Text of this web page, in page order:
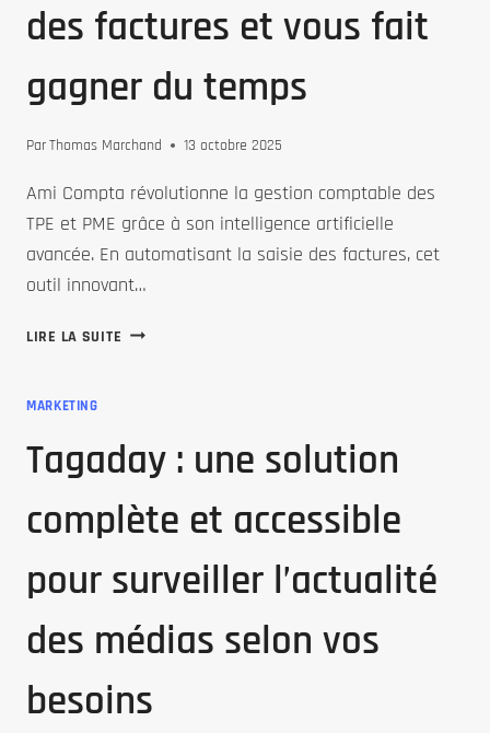
des factures et vous fait
gagner du temps
ParThomas Marchand 13 octobre 2025
Ami Compta révolutionne la gestion comptable des
TPE et PME grâce à son intelligence artificielle
avancée. En automatisant la saisie des factures, cet
outil innovant…
LIRE LA SUITE AMI
D’AUTOMATISATION
IA
QUI
LA
DES
FACTURES
VOUS
MARKETING
Tagaday : une solution
complète et accessible
pour surveiller l’actualité
des médias selon vos
besoins